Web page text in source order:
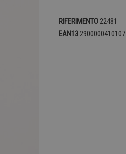
RIFERIMENTO22481
EAN132900000410107